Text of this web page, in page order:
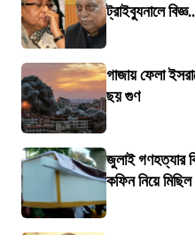
ট্রাইব্যুনালে
গাজায় ফেলা
ছয় গুণ
জুলাই গণহত্যার
কফিন নিয়ে মিছিল